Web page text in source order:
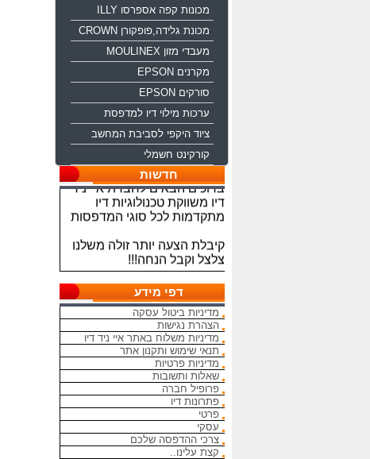
מכונות קפה אספרסו ILLY
מכונת גלידה,פופקורן CROWN
מעבדי מזון MOULINEX
מקרנים EPSON
סורקים EPSON
ערכות מילוי דיו למדפסת
ציוד היקפי לסביבת המחשב
קורקינט חשמלי
חדשות
ברוכים הבאים לחברת איי ניד
דיו משווקת טכנולוגיות דיו
מתקדמות לכל סוגי המדפסות
צלצל וקבל הנחה!!!
מתחייבים להיות הכי זולים
בארץ בראשי הדיו והטונרים
התואמים, יש אפשרות למשלוח
מהיום להיום
המחירים באתר אינם סופיים,יש
הנחה על קניה כמותית פרטים
במרכז ההזמנות
מאמינים אך ורק ביחס אישי
הוגן ובהקשבה
ללקוחות.בזכותכם הצלחתנו
דפי מידע
מדיניות ביטול עסקה
הצהרת נגישות
מדיניות משלוח באתר איי ניד דיו
תנאי שימוש ותקנון אתר
מדיניות פרטיות
שאלות ותשובות
פרופיל חברה
פתרונות דיו
פרטי
עסקי
צרכי ההדפסה שלכם
קצת עלינו..